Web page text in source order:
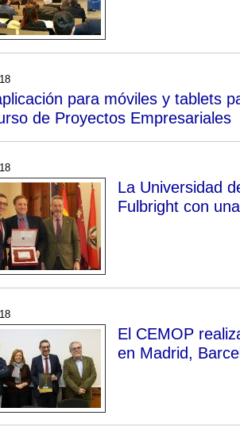
para móviles y tablets
de Proyectos Empresariales
La Universidad
Fulbright con
El CEMOP
en Madrid,